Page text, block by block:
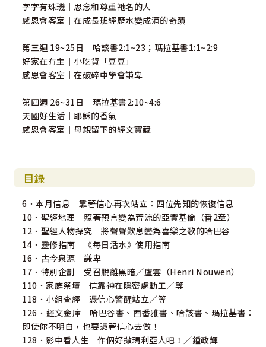
字字有珠璣｜思念和尊重祂名的人
感恩會客室｜在成長班經歷水變成酒的奇蹟
第三週 19~25日 哈該書2:1~23；瑪拉基書1:1~2:9
好家在有主｜小吃貨「豆豆」
感恩會客室｜在破碎中學會謙卑
第四週 26~31日 瑪拉基書2:10~4:6
天國好生活｜耶穌的香氣
感恩會客室｜母親留下的經文寶藏
目錄
6．本月信息 靠著信心再次站立：四位先知的恢復信息
10．聖經地理 照著預言變為荒涼的亞實基倫（番2章）
12．聖經人物探究 將聲聲歎息變為喜樂之歌的哈巴谷
14．靈修指南 《每日活水》使用指南
16．古今泉源 謙卑
17．特別企劃 受召脫離黑暗／盧雲（Henri Nouwen）
110．家庭祭壇 信靠神在隱密處動工／等
118．小組查經 憑信心警醒站立／等
126．經文金庫 哈巴谷書、西番雅書、哈該書、瑪拉基書：
即使你不明白，也要憑著信心去做！
128．影中看人生 作個好撒瑪利亞人吧！／鍾政輝